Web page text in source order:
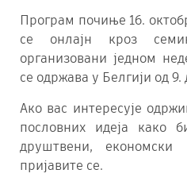
Програм почиње 16.
се онлајн кроз
организовани једном
се одржава у Белгији од
Ако вас интересује
пословних идеја како
друштвени,
пријавите се.